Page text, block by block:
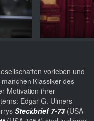
vorleben und
Klassiker des
Motivation ihrer
Edgar G. Ulmers
Steckbrief 7-73 (USA